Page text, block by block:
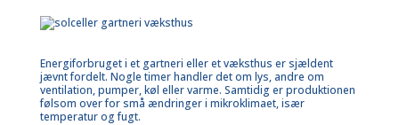
Energiforbruget i et gartneri eller et væksthus er sjældent
jævnt fordelt. Nogle timer handler det om lys, andre om
ventilation, pumper, køl eller varme. Samtidig er produktionen
følsom over for små ændringer i mikroklimaet, især
temperatur og fugt.